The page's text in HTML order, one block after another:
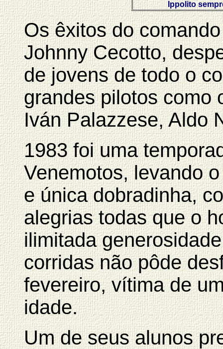
Ippolito
Os êxitos do
Johnny Cecotto,
de jovens de todo o
grandes pilotos como
Iván Palazzese, Aldo
1983 foi uma
Venemotos, levando
e única dobradinha,
alegrias todas que o
ilimitada
corridas não pôde
fevereiro, vítima de
idade.
Um de seus alunos